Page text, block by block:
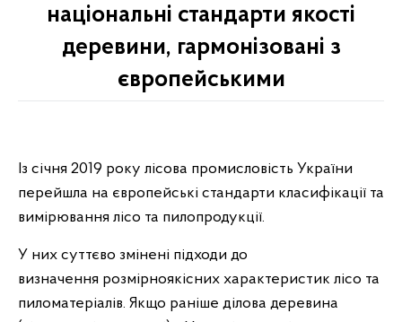
національні стандарти якості
деревини, гармонізовані з
європейськими
Із січня 2019 року лісова промисловість України
перейшла на європейські стандарти класифікації та
вимірювання лісо­ та пилопродукції.
У них суттєво змінені підходи до
визначення розмірно­якісних характеристик лісо­ та
пиломатеріалів. Якщо раніше ділова деревина